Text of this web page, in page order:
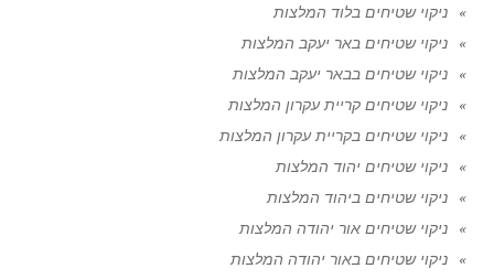
ניקוי שטיחים בלוד המלצות
ניקוי שטיחים באר יעקב המלצות
ניקוי שטיחים בבאר יעקב המלצות
ניקוי שטיחים קריית עקרון המלצות
ניקוי שטיחים בקריית עקרון המלצות
ניקוי שטיחים יהוד המלצות
ניקוי שטיחים ביהוד המלצות
ניקוי שטיחים אור יהודה המלצות
ניקוי שטיחים באור יהודה המלצות